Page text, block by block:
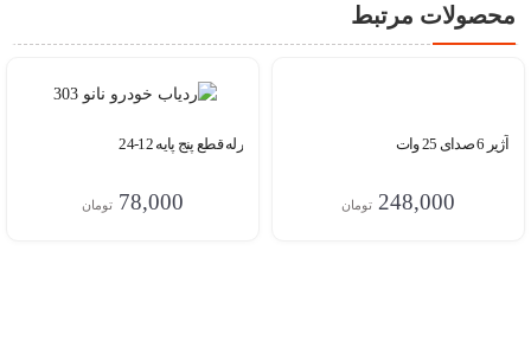
محصولات مرتبط
آژیر 6 صدای 25 وات
248,000 تومان
رله قطع پنج پایه 12-24
78,000 تومان